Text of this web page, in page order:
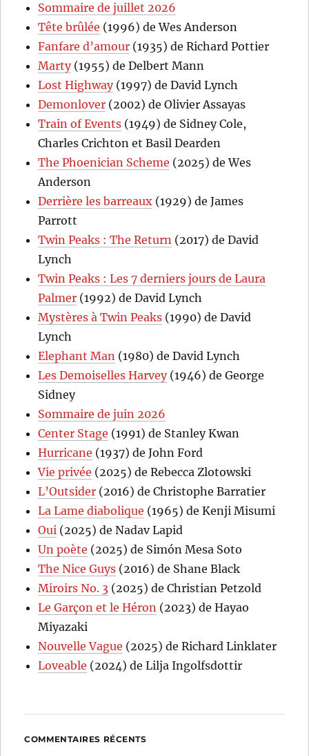
Sommaire de juillet 2026
Tête brûlée (1996) de Wes Anderson
Fanfare d’amour (1935) de Richard Pottier
Marty(1955) de Delbert Mann
Lost Highway(1997) de David Lynch
Demonlover (2002) de Olivier Assayas
Train of Events (1949) de Sidney Cole,
Charles Crichton et Basil Dearden
The Phoenician Scheme (2025) de Wes
Anderson
Derrière les barreaux (1929) de James
Parrott
Twin Peaks : The Return (2017) de David
Lynch
Twin Peaks : Les 7 derniers jours de Laura
Palmer (1992) de David Lynch
Mystères à Twin Peaks (1990) de David
Lynch
Elephant Man (1980) de David Lynch
Les Demoiselles Harvey(1946) de George
Sidney
Sommaire de juin 2026
Center Stage (1991) de Stanley Kwan
Hurricane (1937) de John Ford
Vie privée (2025) de Rebecca Zlotowski
L’Outsider (2016) de Christophe Barratier
La Lame diabolique (1965) de Kenji Misumi
Oui (2025) de Nadav Lapid
Un poète (2025) de Simón Mesa Soto
The Nice Guys (2016) de Shane Black
Miroirs No. 3 (2025) de Christian Petzold
Le Garçon et le Héron (2023) de Hayao
Miyazaki
Nouvelle Vague (2025) de Richard Linklater
Loveable (2024) de Lilja Ingolfsdottir
COMMENTAIRES RÉCENTS